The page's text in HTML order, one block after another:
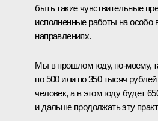
быть такие чувствительные
исполненные работы на
направлениях.
Мы в прошлом году, по‑моему,
по 500 или по 350 тысяч
человек, а в этом году будет
и дальше продолжать эту